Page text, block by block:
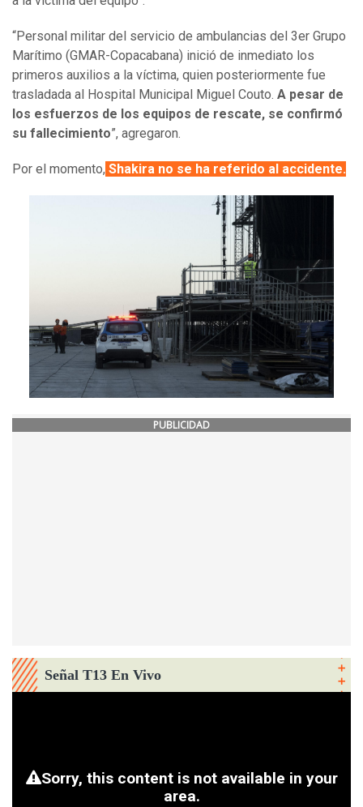
“Personal militar del servicio de ambulancias del 3er Grupo
Marítimo (GMAR-Copacabana) inició de inmediato los
primeros auxilios a la víctima, quien posteriormente fue
trasladada al Hospital Municipal Miguel Couto. A pesar de
los esfuerzos de los equipos de rescate, se confirmó
su fallecimiento”, agregaron.
Por el momento, Shakira no se ha referido al accidente.
PUBLICIDAD
Señal T13 En Vivo